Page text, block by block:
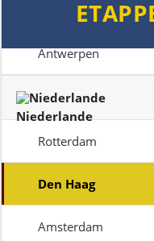
Brüssel
Antwerpen
Niederlande
Rotterdam
Den Haag
Amsterdam